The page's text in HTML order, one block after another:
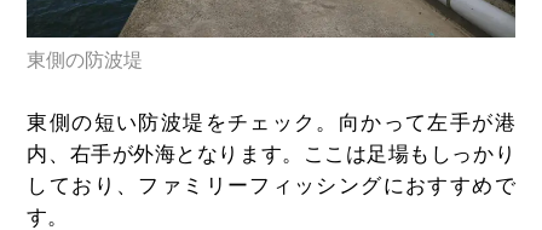
東側の防波堤
東側の短い防波堤をチェック。向かって左手が港
内、右手が外海となります。ここは足場もしっかり
しており、ファミリーフィッシングにおすすめで
す。